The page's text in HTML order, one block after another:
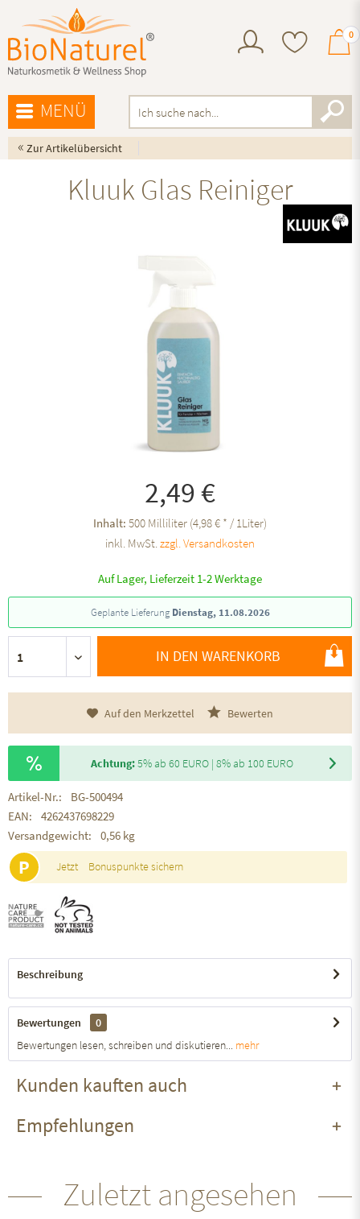
0
MENÜ
« Zur Artikelübersicht
Kluuk Glas Reiniger
2,49 €
Inhalt: 500 Milliliter (4,98 € * / 1Liter)
inkl. MwSt.zzgl. Versandkosten
Auf Lager, Lieferzeit 1-2 Werktage
Geplante Lieferung Dienstag, 11.08.2026
IN DEN WARENKORB
Auf den Merkzettel Bewerten
Achtung:5% ab 60 EURO | 8% ab 100 EURO
Artikel-Nr.:
BG-500494
EAN:
4262437698229
Versandgewicht:
0,56 kg
P Jetzt Bonuspunkte sichern
Beschreibung
Bewertungen
0
Bewertungen lesen, schreiben und diskutieren... mehr
Kunden kauften auch
Empfehlungen
Zuletzt angesehen